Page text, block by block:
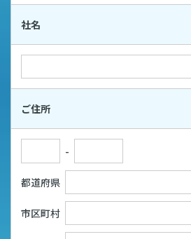
社名
ご住所
-
都道府県
市区町村